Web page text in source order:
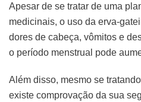
Apesar de se tratar de uma
medicinais, o uso da erva-
dores de cabeça, vômitos e
o período menstrual pode
Além disso, mesmo se
existe comprovação da sua